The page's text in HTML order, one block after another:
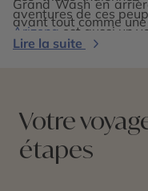
aventures de ces
Arizonaest aussi un
Grand Wash en
avant tout comme
Lire la suite
Votre
étapes